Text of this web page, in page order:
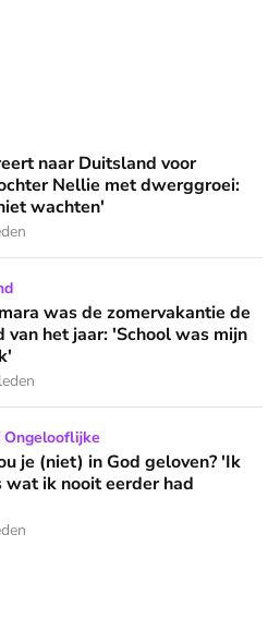
voor medicijn dochter
naar Duitsland voor
Nellie met dwerggroei:
wachten'
de naarste tijd van
was de zomervakantie de
van het jaar: 'School was mijn
geloven? 'Ik voelde iets wat
je (niet) in God geloven? 'Ik
wat ik nooit eerder had